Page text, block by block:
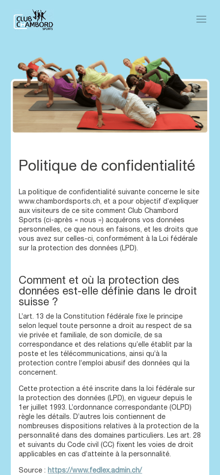
Politique de confidentialité
La politique de confidentialité suivante concerne le site
www.chambordsports.ch, et a pour objectif d’expliquer
aux visiteurs de ce site comment Club Chambord
Sports (ci-après « nous ») acquérons vos données
personnelles, ce que nous en faisons, et les droits que
vous avez sur celles-ci, conformément à la Loi fédérale
sur la protection des données (LPD).
Comment et où la protection des
données est-elle définie dans le droit
suisse ?
L’art. 13 de la Constitution fédérale fixe le principe
selon lequel toute personne a droit au respect de sa
vie privée et familiale, de son domicile, de sa
correspondance et des relations qu’elle établit par la
poste et les télécommunications, ainsi qu’à la
protection contre l’emploi abusif des données qui la
concernent.
Cette protection a été inscrite dans la loi fédérale sur
la protection des données (LPD), en vigueur depuis le
1er juillet 1993. L’ordonnance correspondante (OLPD)
règle les détails. D’autres lois contiennent de
nombreuses dispositions relatives à la protection de la
personnalité dans des domaines particuliers. Les art. 28
et suivants du Code civil (CC) fixent les voies de droit
applicables en cas d’atteinte à la personnalité.
Source : https://www.fedlex.admin.ch/